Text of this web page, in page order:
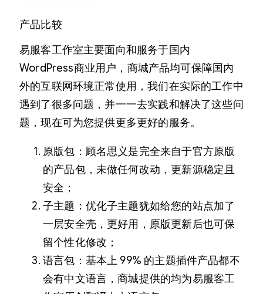
产品比较
易服客工作室主要面向和服务于国内
WordPress商业用户，商城产品均可保障国内
外的互联网环境正常使用，我们在实际的工作中
遇到了很多问题，并一一去实践和解决了这些问
题，现在可为您提供更多更好的服务。
原版包：顾名思义是完全来自于官方原版
的产品包，未做任何改动，更新源稳定且
安全；
子主题：优化子主题犹如给您的站点加了
一层安全壳，更好用，原版更新后也可保
留个性化修改；
语言包：基本上 99% 的主题插件产品都不
会有中文语言，商城提供的均为易服客工